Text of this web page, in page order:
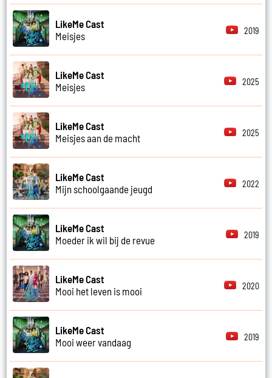
LikeMe Cast
Meisjes
2019
LikeMe Cast
Meisjes
2025
LikeMe Cast
Meisjes aan de macht
2025
LikeMe Cast
Mijn schoolgaande jeugd
2022
LikeMe Cast
Moeder ik wil bij de revue
2019
LikeMe Cast
Mooi het leven is mooi
2020
LikeMe Cast
Mooi weer vandaag
2019